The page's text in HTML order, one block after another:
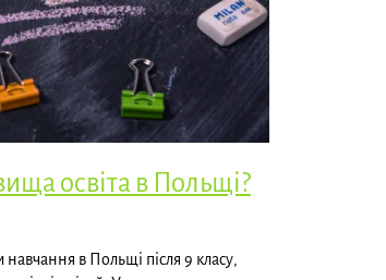
освіта в Польщі?
навчання в Польщі після 9 класу,